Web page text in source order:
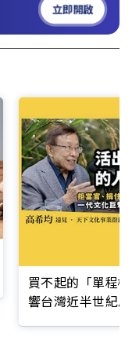
立即開啟
買不起的「單程
響台灣近半世紀